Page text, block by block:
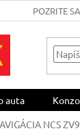
POZRITE
auta
NCS